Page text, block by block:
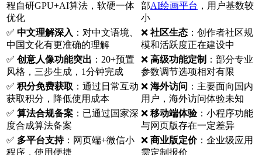
程自研GPU+AI算法，软硬一体
优化
部AI绘画平台 ，用户基数较
小
✅ 中文理解深入 ：对中文语境、
中国文化有更准确的理解
❌ 社区生态 ：创作者社区规
模和活跃度正在建设中
✅ 创意人像功能突出 ：20+预置
风格，三步生成，1分钟完成
❌ 高级功能定制 ：部分专业
参数调节选项相对有限
✅ 积分免费获取 ：通过日常互动
获取积分，降低使用成本
❌ 海外访问 ：主要面向国内
用户，海外访问体验未知
✅ 算法合规备案 ：已通过国家深
度合成算法备案
❌ 移动端体验：小程序功能
与网页版存在一定差异
✅ 多平台支持：网页端+微信小
程序，使用便捷
❌ 商业版定价：企业级应用
需定制报价